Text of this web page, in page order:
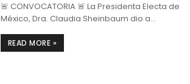
🚨 CONVOCATORIA 🚨 La Presidenta Electa de
México, Dra. Claudia Sheinbaum dio a…
READ MORE »